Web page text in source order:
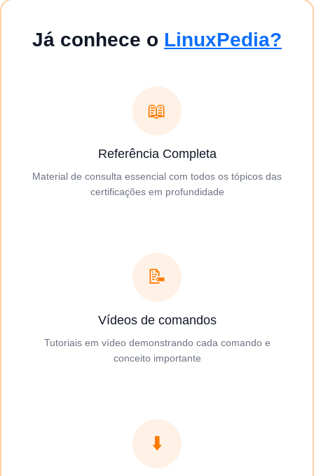
Já conhece o LinuxPedia?
📖
Referência Completa
Material de consulta essencial com todos os tópicos das
certificações em profundidade
📝
Vídeos de comandos
Tutoriais em vídeo demonstrando cada comando e
conceito importante
⬇️